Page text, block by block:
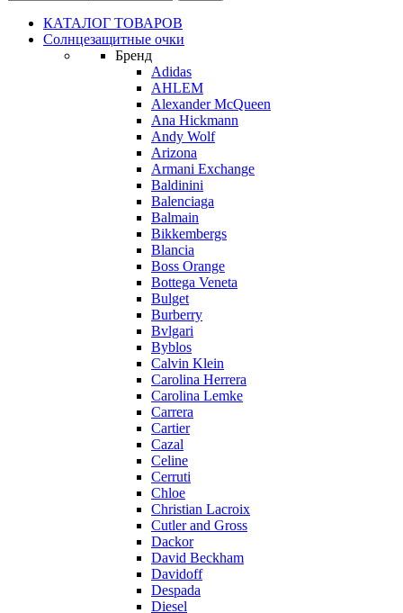
КАТАЛОГ ТОВАРОВ
Солнцезащитные очки
Бренд
Adidas
AHLEM
Alexander McQueen
Ana Hickmann
Andy Wolf
Arizona
Armani Exchange
Baldinini
Balenciaga
Balmain
Bikkembergs
Blancia
Boss Orange
Bottega Veneta
Bulget
Burberry
Bvlgari
Byblos
Calvin Klein
Carolina Herrera
Carolina Lemke
Carrera
Cartier
Cazal
Celine
Cerruti
Chloe
Christian Lacroix
Cutler and Gross
Dackor
David Beckham
Davidoff
Despada
Diesel